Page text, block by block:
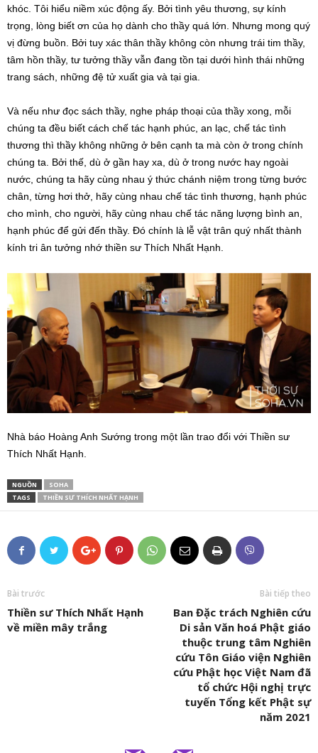
khóc. Tôi hiểu niềm xúc động ấy. Bởi tình yêu thương, sự kính
trọng, lòng biết ơn của họ dành cho thầy quá lớn. Nhưng mong quý
vị đừng buồn. Bởi tuy xác thân thầy không còn nhưng trái tim thầy,
tâm hồn thầy, tư tưởng thầy vẫn đang tồn tại dưới hình thái những
trang sách, những đệ tử xuất gia và tại gia.
Và nếu như đọc sách thầy, nghe pháp thoại của thầy xong, mỗi
chúng ta đều biết cách chế tác hạnh phúc, an lạc, chế tác tình
thương thì thầy không những ở bên cạnh ta mà còn ở trong chính
chúng ta. Bởi thế, dù ở gần hay xa, dù ở trong nước hay ngoài
nước, chúng ta hãy cùng nhau ý thức chánh niệm trong từng bước
chân, từng hơi thở, hãy cùng nhau chế tác tình thương, hạnh phúc
cho mình, cho người, hãy cùng nhau chế tác năng lượng bình an,
hạnh phúc để gửi đến thầy. Đó chính là lễ vật trân quý nhất thành
kính tri ân tưởng nhớ thiền sư Thích Nhất Hạnh.
Nhà báo Hoàng Anh Sướng trong một lần trao đổi với Thiền sư
Thích Nhất Hạnh.
NGUỒN
SOHA
TAGS
THIỀN SƯ THÍCH NHẤT HẠNH
Bài trước
Thiền sư Thích Nhất Hạnh
về miền mây trắng
Bài tiếp theo
Ban Đặc trách Nghiên cứu
Di sản Văn hoá Phật giáo
thuộc trung tâm Nghiên
cứu Tôn Giáo viện Nghiên
cứu Phật học Việt Nam đã
tổ chức Hội nghị trực
tuyến Tổng kết Phật sự
năm 2021